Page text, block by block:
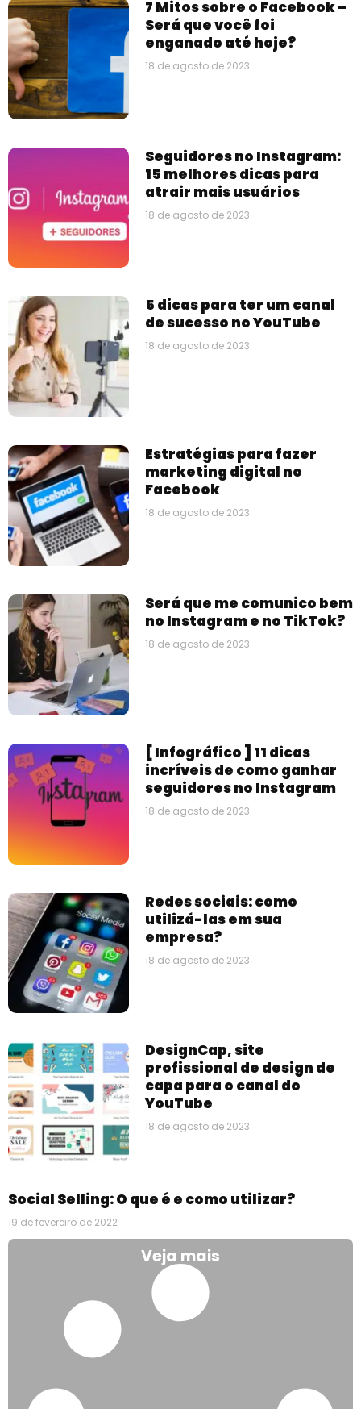
7 Mitos sobre o Facebook –
Será que você foi
enganado até hoje?
18 de agosto de 2023
Seguidores no Instagram:
15 melhores dicas para
atrair mais usuários
18 de agosto de 2023
5 dicas para ter um canal
de sucesso no YouTube
18 de agosto de 2023
Estratégias para fazer
marketing digital no
Facebook
18 de agosto de 2023
Será que me comunico bem
no Instagram e no TikTok?
18 de agosto de 2023
[ Infográfico ] 11 dicas
incríveis de como ganhar
seguidores no Instagram
18 de agosto de 2023
Redes sociais: como
utilizá-las em sua
empresa?
18 de agosto de 2023
DesignCap, site
profissional de design de
capa para o canal do
YouTube
18 de agosto de 2023
Social Selling: O que é e como utilizar?
19 de fevereiro de 2022
Veja mais